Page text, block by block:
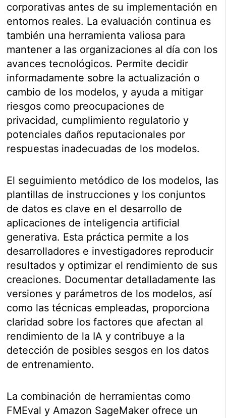
corporativas antes de su implementación en
entornos reales. La evaluación continua es
también una herramienta valiosa para
mantener a las organizaciones al día con los
avances tecnológicos. Permite decidir
informadamente sobre la actualización o
cambio de los modelos, y ayuda a mitigar
riesgos como preocupaciones de
privacidad, cumplimiento regulatorio y
potenciales daños reputacionales por
respuestas inadecuadas de los modelos.
El seguimiento metódico de los modelos, las
plantillas de instrucciones y los conjuntos
de datos es clave en el desarrollo de
aplicaciones de inteligencia artificial
generativa. Esta práctica permite a los
desarrolladores e investigadores reproducir
resultados y optimizar el rendimiento de sus
creaciones. Documentar detalladamente las
versiones y parámetros de los modelos, así
como las técnicas empleadas, proporciona
claridad sobre los factores que afectan al
rendimiento de la IA y contribuye a la
detección de posibles sesgos en los datos
de entrenamiento.
La combinación de herramientas como
FMEval y Amazon SageMaker ofrece un